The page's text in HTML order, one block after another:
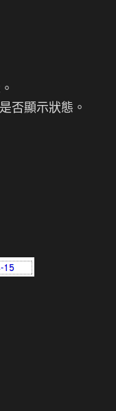
否顯示狀態。